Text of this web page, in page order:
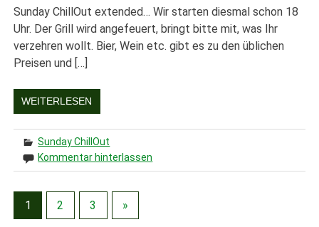
Sunday ChillOut extended… Wir starten diesmal schon 18
Uhr. Der Grill wird angefeuert, bringt bitte mit, was Ihr
verzehren wollt. Bier, Wein etc. gibt es zu den üblichen
Preisen und […]
WEITERLESEN
Sunday ChillOut
Kommentar hinterlassen
1 2 3 »